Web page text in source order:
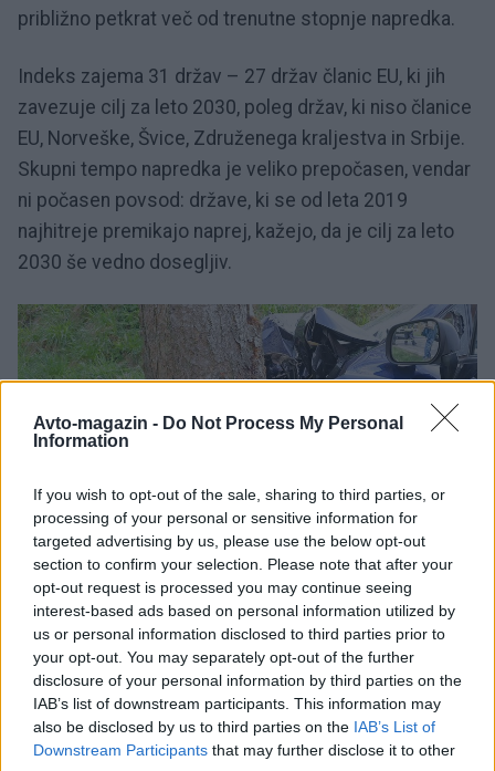
Avto-magazin - Do Not Process My Personal
Information
If you wish to opt-out of the sale, sharing to third parties, or
processing of your personal or sensitive information for
targeted advertising by us, please use the below opt-out
section to confirm your selection. Please note that after your
opt-out request is processed you may continue seeing
interest-based ads based on personal information utilized by
us or personal information disclosed to third parties prior to
your opt-out. You may separately opt-out of the further
disclosure of your personal information by third parties on the
IAB’s list of downstream participants. This information may
also be disclosed by us to third parties on the IAB’s List of
Downstream Participants that may further disclose it to other
približno petkrat več od trenutne stopnje napredka.
Indeks zajema 31 držav – 27 držav članic EU, ki jih
zavezuje cilj za leto 2030, poleg držav, ki niso članice
EU, Norveške, Švice, Združenega kraljestva in Srbije.
Skupni tempo napredka je veliko prepočasen, vendar
ni počasen povsod: države, ki se od leta 2019
najhitreje premikajo naprej, kažejo, da je cilj za leto
2030 še vedno dosegljiv.
Auto-Medien Portal
Nekateri najboljši rezultat so prišli iz držav, ki so bile
nekoč uvrščene med najmanj varne v Evropi. Poljska
je od leta 2019 zmanjšala število smrtnih žrtev v
cestnem prometu za 43 % – kar je največje